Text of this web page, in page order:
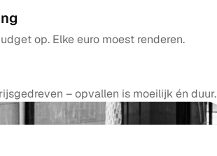
op. Elke euro moest renderen.
– opvallen is moeilijk én duur.